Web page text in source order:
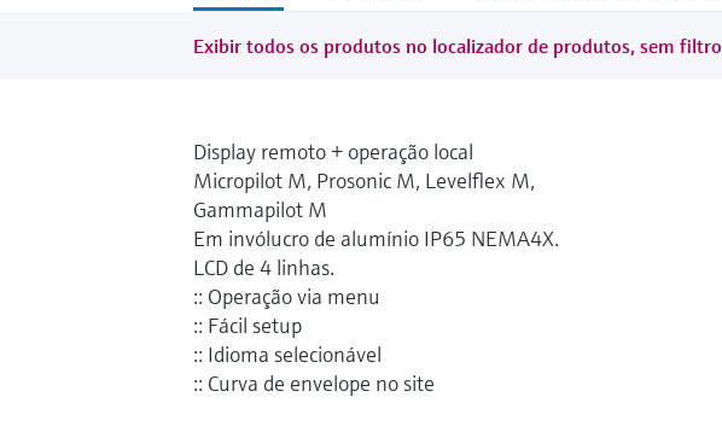
Exibir todos os produtos no localizador de produtos, sem filtro
Display remoto + operação local
Micropilot M, Prosonic M, Levelflex M,
Gammapilot M
Em invólucro de alumínio IP65 NEMA4X.
LCD de 4 linhas.
:: Operação via menu
:: Fácil setup
:: Idioma selecionável
:: Curva de envelope no site